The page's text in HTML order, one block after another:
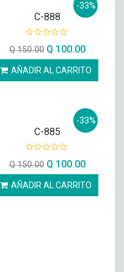
-33%
C-888
Q150.00 Q 100.00
AÑADIR AL CARRITO
-33%
C-885
Q150.00 Q 100.00
AÑADIR AL CARRITO